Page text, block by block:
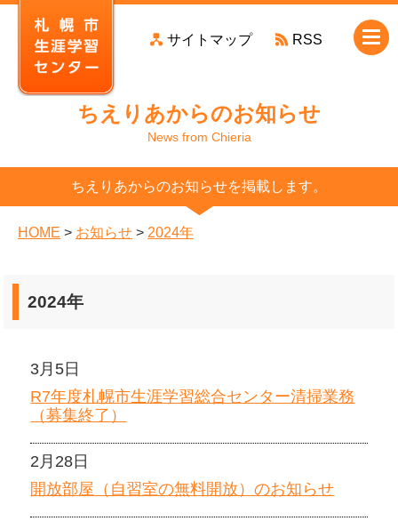
サイトマップ RSS
ちえりあからのお知らせ
News from Chieria
ちえりあからのお知らせを掲載します。
HOME > お知らせ > 2024年
2024年
3月5日
R7年度札幌市生涯学習総合センター清掃業務
（募集終了）
2月28日
開放部屋（自習室の無料開放）のお知らせ